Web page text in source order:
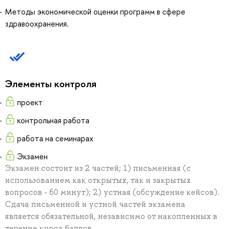
Методы экономической оценки программ в сфере
здравоохранения.
Элементы контроля
проект
контрольная работа
работа на семинарах
Экзамен
Экзамен состоит из 2 частей; 1) письменная (с
использованием как открытых, так и закрытых
вопросов - 60 минут); 2) устная (обсуждение кейсов).
Сдача письменной и устной частей экзамена
является обязательной, независимо от накопленных в